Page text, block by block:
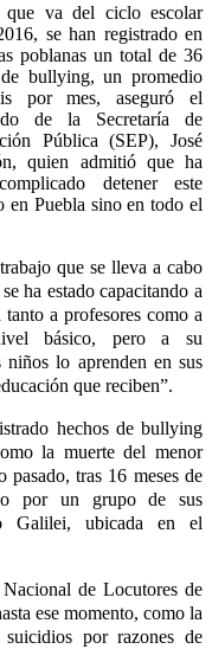
va del ciclo escolar
se han registrado en
poblanas un total de 36
bullying, un promedio
por mes, aseguró el
de la Secretaría de
Pública (SEP), José
quien admitió que ha
detener este
en Puebla sino en todo el
que se lleva a cabo
ha estado capacitando a
a profesores como a
básico, pero a su
niños lo aprenden en sus
que reciben”.
hechos de bullying
la muerte del menor
tras 16 meses de
por un grupo de sus
Galilei, ubicada en el
de Locutores de
ese momento, como la
por razones de